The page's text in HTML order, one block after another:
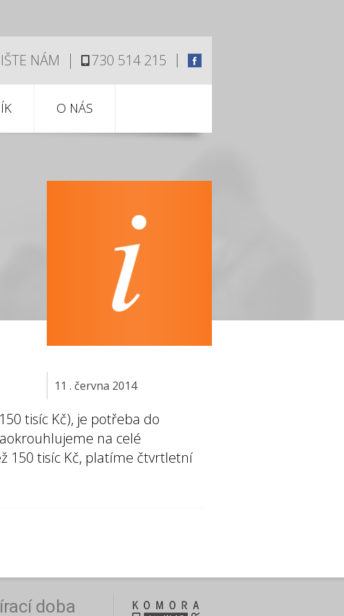
NÁM 730 514 215
O NÁS
11 . června 2014
tisíc Kč), je potřeba do
na celé
150 tisíc Kč, platíme čtvrtletní
doba